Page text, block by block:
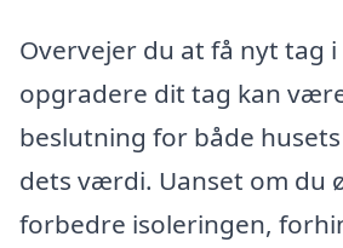
Overvejer du at få nyt tag i
opgradere dit tag kan
beslutning for både
dets værdi. Uanset om du
forbedre isoleringen,